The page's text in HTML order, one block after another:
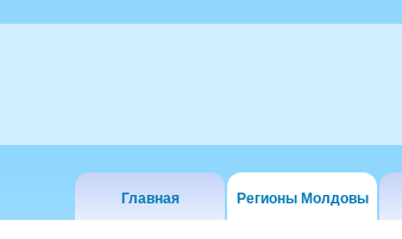
Главная Регионы Молдовы